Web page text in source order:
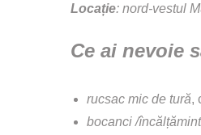
Locație: nord-vestul
Ce ai nevoie
rucsac mic de tură,
bocanci /